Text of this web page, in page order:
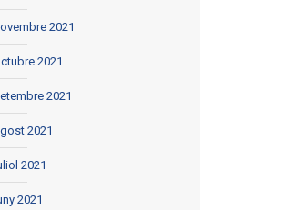
2021
2021
2021
2021
2021
2021